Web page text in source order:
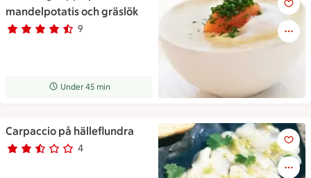
mandelpotatis och gräslök
Betyg 4.1 av 5. 9
9 personer har röstat
Receptet tar Under 45 min att tillaga
Under 45 min
Carpaccio på hälleflundra
Betyg 2.5 av 5. 4
4 personer har röstat
Carpaccio på hälleflundra